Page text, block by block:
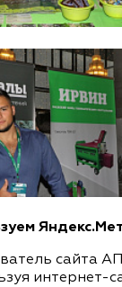
сайта
интернет-